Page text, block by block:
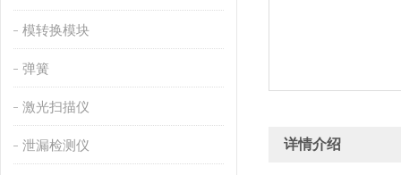
模转换模块
弹簧
激光扫描仪
泄漏检测仪 详情介绍